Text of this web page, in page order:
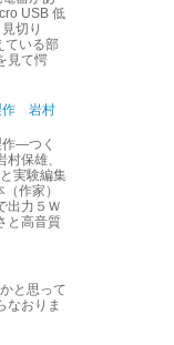
USB 低
切り
ている部
見て愕
作 岩村
作―つく
保雄、
実験編集
作家）
出力５Ｗ
と高音質
と思って
なおりま